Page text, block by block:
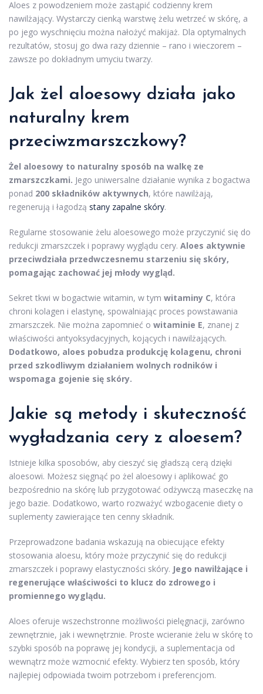
Aloes z powodzeniem może zastąpić codzienny krem
nawilżający. Wystarczy cienką warstwę żelu wetrzeć w skórę, a
po jego wyschnięciu można nałożyć makijaż. Dla optymalnych
rezultatów, stosuj go dwa razy dziennie – rano i wieczorem –
zawsze po dokładnym umyciu twarzy.
Jak żel aloesowy działa jako
naturalny krem
przeciwzmarszczkowy?
Żel aloesowy to naturalny sposób na walkę ze
zmarszczkami. Jego uniwersalne działanie wynika z bogactwa
ponad 200 składników aktywnych, które nawilżają,
regenerują i łagodzą stany zapalne skóry.
Regularne stosowanie żelu aloesowego może przyczynić się do
redukcji zmarszczek i poprawy wyglądu cery. Aloes aktywnie
przeciwdziała przedwczesnemu starzeniu się skóry,
pomagając zachować jej młody wygląd.
Sekret tkwi w bogactwie witamin, w tym witaminy C, która
chroni kolagen i elastynę, spowalniając proces powstawania
zmarszczek. Nie można zapomnieć o witaminie E, znanej z
właściwości antyoksydacyjnych, kojących i nawilżających.
Dodatkowo, aloes pobudza produkcję kolagenu, chroni
przed szkodliwym działaniem wolnych rodników i
wspomaga gojenie się skóry.
Jakie są metody i skuteczność
wygładzania cery z aloesem?
Istnieje kilka sposobów, aby cieszyć się gładszą cerą dzięki
aloesowi. Możesz sięgnąć po żel aloesowy i aplikować go
bezpośrednio na skórę lub przygotować odżywczą maseczkę na
jego bazie. Dodatkowo, warto rozważyć wzbogacenie diety o
suplementy zawierające ten cenny składnik.
Przeprowadzone badania wskazują na obiecujące efekty
stosowania aloesu, który może przyczynić się do redukcji
zmarszczek i poprawy elastyczności skóry. Jego nawilżające i
regenerujące właściwości to klucz do zdrowego i
promiennego wyglądu.
Aloes oferuje wszechstronne możliwości pielęgnacji, zarówno
zewnętrznie, jak i wewnętrznie. Proste wcieranie żelu w skórę to
szybki sposób na poprawę jej kondycji, a suplementacja od
wewnątrz może wzmocnić efekty. Wybierz ten sposób, który
najlepiej odpowiada twoim potrzebom i preferencjom.